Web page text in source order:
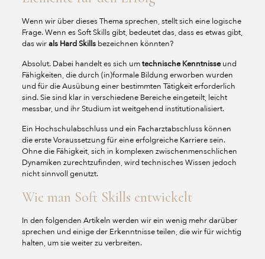
Wenn wir über dieses Thema sprechen, stellt sich eine logische
Frage. Wenn es Soft Skills gibt, bedeutet das, dass es etwas gibt,
das wirals Hard Skillsbezeichnen könnten?
Absolut. Dabei handelt es sich umtechnische Kenntnisseund
Fähigkeiten, die durch (in)formale Bildung erworben wurden
und für die Ausübung einer bestimmten Tätigkeit erforderlich
sind. Sie sind klar in verschiedene Bereiche eingeteilt, leicht
messbar, und ihr Studium ist weitgehend institutionalisiert.
Ein Hochschulabschluss und ein Facharztabschluss können
die erste Voraussetzung für eine erfolgreiche Karriere sein.
Ohne die Fähigkeit, sich in komplexen zwischenmenschlichen
Dynamiken zurechtzufinden, wird technisches Wissen jedoch
nicht sinnvoll genutzt.
Wie man Soft Skills entwickelt
In den folgenden Artikeln werden wir ein wenig mehr darüber
sprechen und einige der Erkenntnisse teilen, die wir für wichtig
halten, um sie weiter zu verbreiten.